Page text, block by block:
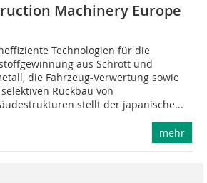
Machinery Europe
Technologien für die
aus Schrott und
die Fahrzeug-Verwertung sowie
Rückbau von
stellt der japanische...
mehr